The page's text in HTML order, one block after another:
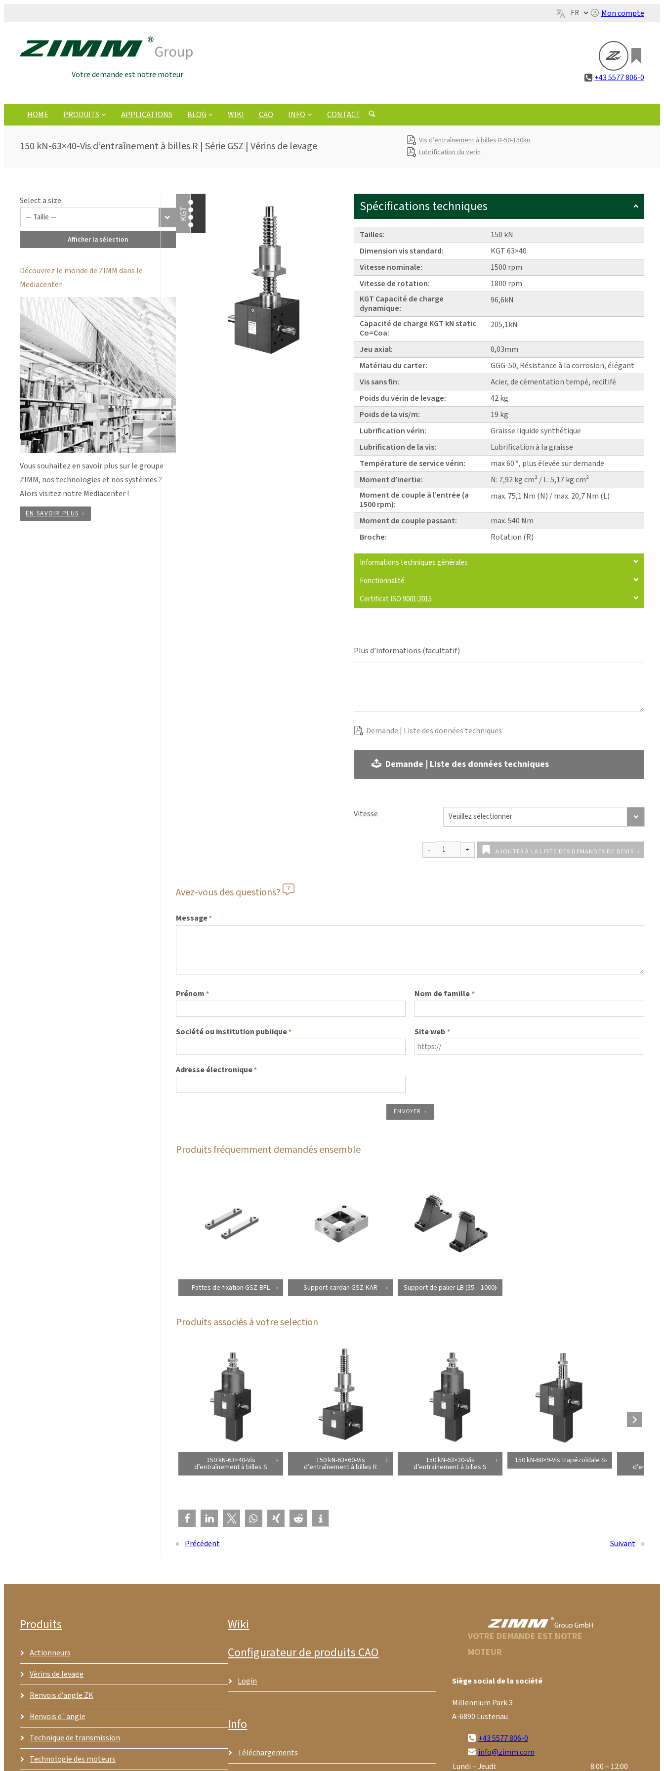
Mon compte
Votre demande est notre moteur +43 5577 806-0
HOME PRODUITS APPLICATIONS BLOG WIKI CAO INFO CONTACT
150 kN-63×40-Vis d’entraînement à billes R | Série GSZ | Vérins de levage
Vis d’entraînement à billes R-50-150kn
Lubrification du verin
Select a size
Afficher la sélection
Découvrez le monde de ZIMM dans le
Mediacenter
Vous souhaitez en savoir plus sur le groupe
ZIMM, nos technologies et nos systèmes ?
Alors visitez notre Mediacenter !
EN SAVOIR PLUS
Spécifications techniques
Tailles:
150 kN
Dimension vis standard:
KGT 63×40
Vitesse nominale:
1500 rpm
Vitesse de rotation:
1800 rpm
KGT Capacité de charge
dynamique:
96,6kN
Capacité de charge KGT kN static
Co=Coa:
205,1kN
Jeu axial:
0,03mm
Matériau du carter:
GGG-50, Résistance à la corrosion, élégant
Vis sans fin:
Acier, de cémentation tempé, recitifé
Poids du vérin de levage:
42 kg
Poids de la vis/m:
19 kg
Lubrification vérin:
Graisse liquide synthétique
Lubrification de la vis:
Lubrification à la graisse
Température de service vérin:
max 60 °, plus élevée sur demande
Moment d’inertie:
N: 7,92 kg cm² / L: 5,17 kg cm²
Moment de couple à l’entrée (a
1500 rpm):
max. 75,1 Nm (N) / max. 20,7 Nm (L)
Moment de couple passant:
max. 540 Nm
Broche:
Rotation (R)
Informations techniques générales
Fonctionnalité
Certificat ISO 9001:2015
Plus d’informations (facultatif)
Demande | Liste des données techniques
Demande | Liste des données techniques
Vitesse
AJOUTER À LA LISTE DES DEMANDES DE DEVIS
Avez-vous des questions?
Message*
Prénom * Nom de famille *
Société ou institution publique* Site web *
Adresse électronique*
ENVOYER
Produits fréquemment demandés ensemble
Pattes de fixation GSZ-BFL Support-cardan GSZ-KAR Support de palier LB (35 – 1000)
Produits associés à votre selection
150 kN-63×40-Vis
d’entraînement à billes S
150 kN-63×60-Vis
d’entraînement à billes R
150 kN-63×20-Vis
d’entraînement à billes S
150 kN-60×9-Vis trapézoïdale S
← Précédent Suivant →
Produits
Actionneurs
Vérins de levage
Renvois d’angle ZK
Renvois d`angle
Technique de transmission
Technologie des moteurs
Wiki
Configurateur de produits CAO
Login
Info
Téléchargements
VOTRE DEMANDE EST NOTRE
MOTEUR
Siège social de la société
Millennium Park 3
A-6890 Lustenau
+43 5577 806-0
info@zimm.com
Lundi – Jeudi:
8:00 – 12:00